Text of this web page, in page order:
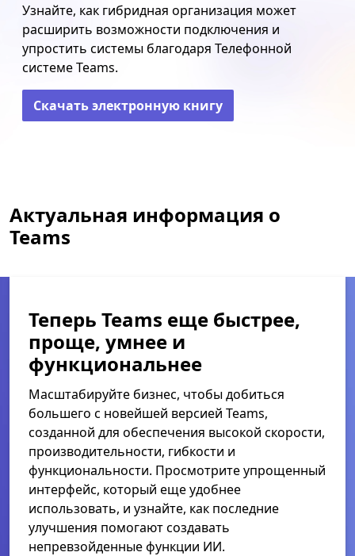
Узнайте, как гибридная организация может
расширить возможности подключения и
упростить системы благодаря Телефонной
системе Teams.
Скачать электронную книгу
Актуальная информация о
Teams
Теперь Teams еще быстрее,
проще, умнее и
функциональнее
Масштабируйте бизнес, чтобы добиться
большего с новейшей версией Teams,
созданной для обеспечения высокой скорости,
производительности, гибкости и
функциональности. Просмотрите упрощенный
интерфейс, который еще удобнее
использовать, и узнайте, как последние
улучшения помогают создавать
непревзойденные функции ИИ.